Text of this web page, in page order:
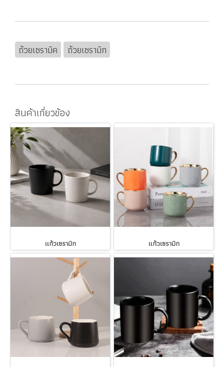
ถ้วยเซรามิค ถ้วยเซรามิก
สินค้าเกี่ยวข้อง
แก้วเซรามิก แก้วเซรามิก